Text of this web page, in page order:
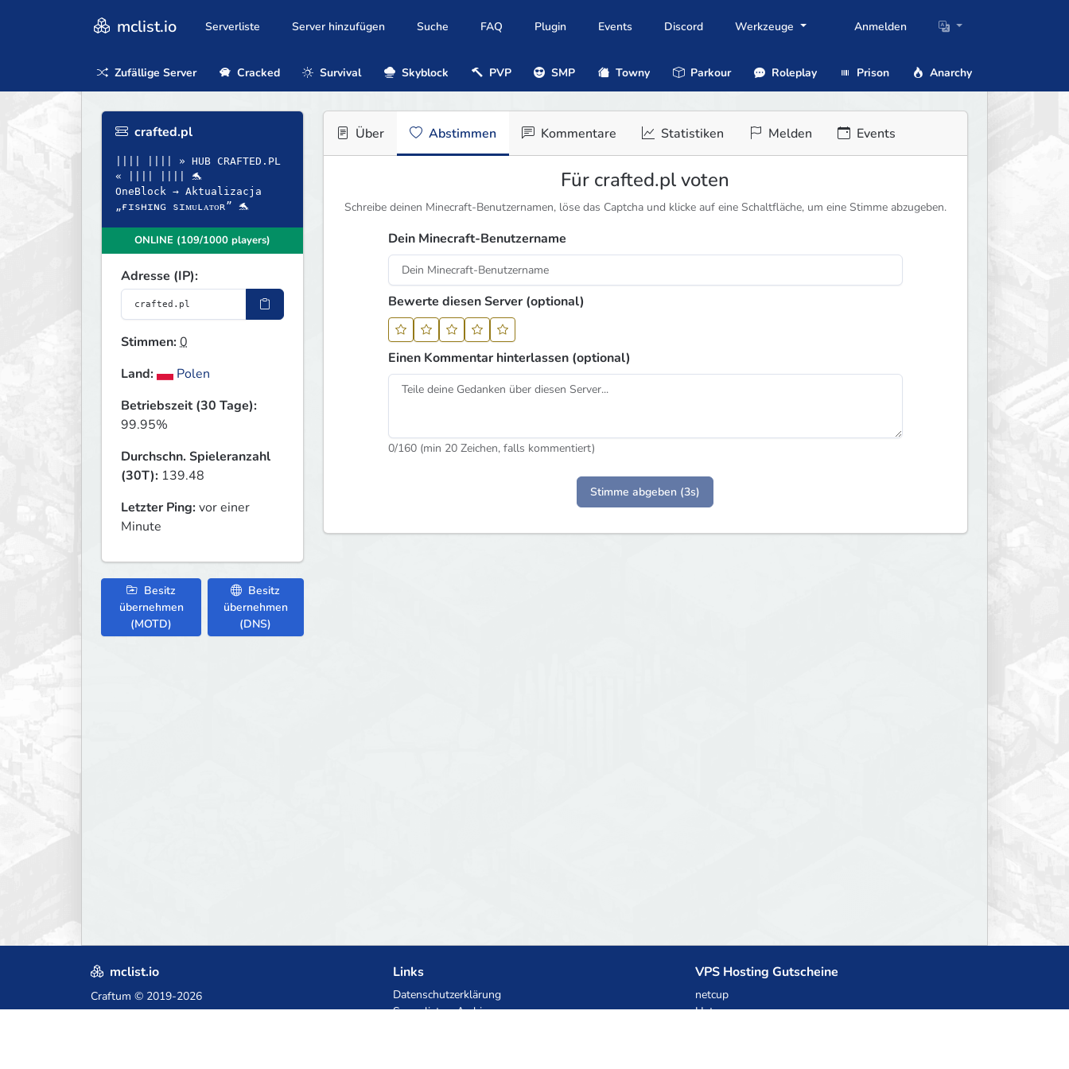
mclist.io Serverliste Server hinzufügen Suche FAQ Plugin Events Discord Werkzeuge Anmelden
Zufällige Server Cracked Survival Skyblock PVP SMP Towny Parkour Roleplay Prison Anarchy
crafted.pl
|||| |||| » HUB CRAFTED.PL
« |||| |||| 🐬
OneBlock → Aktualizacja
„ғɪsʜɪɴɢ sɪᴍᴜʟᴀᴛᴏʀ” 🐬
ONLINE (109/1000 players)
Adresse (IP):
Stimmen:0
Land:
Polen
Betriebszeit (30 Tage):
99.95%
Durchschn. Spieleranzahl
(30T): 139.48
Letzter Ping:vor einer
Minute
Besitz
übernehmen
(MOTD)
Besitz
übernehmen
(DNS)
Über Abstimmen Kommentare Statistiken Melden Events
Für crafted.pl voten
Schreibe deinen Minecraft-Benutzernamen, löse das Captcha und klicke auf eine Schaltfläche, um eine Stimme abzugeben.
Dein Minecraft-Benutzername
Bewerte diesen Server (optional)
Einen Kommentar hinterlassen (optional)
0/160 (min 20 Zeichen, falls kommentiert)
Stimme abgeben (3s)
mclist.io
Craftum © 2019-2026
Links
Datenschutzerklärung
Serverlisten-Archiv
VPS Hosting Gutscheine
netcup
Hetzner